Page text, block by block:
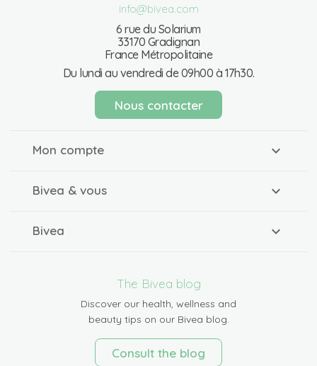
info@bivea.com
6 rue du Solarium
33170 Gradignan
France Métropolitaine
Du lundi au vendredi de 09h00 à 17h30.
Nous contacter
Mon compte
Bivea & vous
Bivea
The Bivea blog
Discover our health, wellness and
beauty tips on our Bivea blog.
Consult the blog